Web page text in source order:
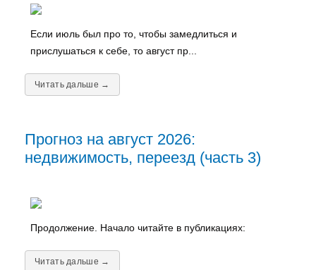
Если июль был про то, чтобы замедлиться и
прислушаться к себе, то август пр...
Читать дальше →
Прогноз на август 2026:
недвижимость, переезд (часть 3)
Продолжение. Начало читайте в публикациях:
Читать дальше →